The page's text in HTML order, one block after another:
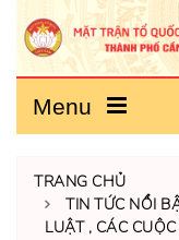
Menu
TRANG CHỦ
TIN TỨC NỔI
LUẬT, CÁC